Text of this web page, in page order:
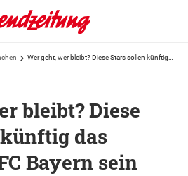
bleibt? Diese
das
Bayern sein